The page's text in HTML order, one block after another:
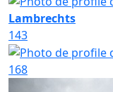
Lambrechts
143
168